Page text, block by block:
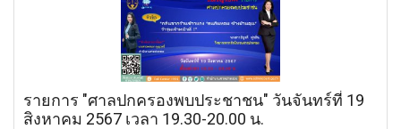
รายการ "ศาลปกครองพบประชาชน" วันจันทร์ที่ 19
สิงหาคม 2567 เวลา 19.30-20.00 น.